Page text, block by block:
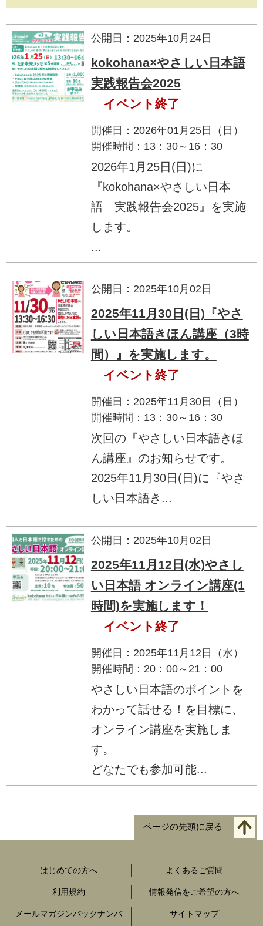
公開日：2025年10月24日
kokohana×やさしい日本語
実践報告会2025
イベント終了
開催日：2026年01月25日（日）
開催時間：13：30～16：30
2026年1月25日(日)に
『kokohana×やさしい日本
語 実践報告会2025』を実施
します。
...
公開日：2025年10月02日
2025年11月30日(日)『やさ
しい日本語きほん講座（3時
間）』を実施します。
イベント終了
開催日：2025年11月30日（日）
開催時間：13：30～16：30
次回の『やさしい日本語きほ
ん講座』のお知らせです。
2025年11月30日(日)に『やさ
しい日本語き...
公開日：2025年10月02日
2025年11月12日(水)やさし
い日本語 オンライン講座(1
時間)を実施します！
イベント終了
開催日：2025年11月12日（水）
開催時間：20：00～21：00
やさしい日本語のポイントを
わかって話せる！を目標に、
オンライン講座を実施しま
す。
どなたでも参加可能...
ページの先頭に戻る
はじめての方へ よくあるご質問
利用規約 情報発信をご希望の方へ
メールマガジンバックナンバ
サイトマップ